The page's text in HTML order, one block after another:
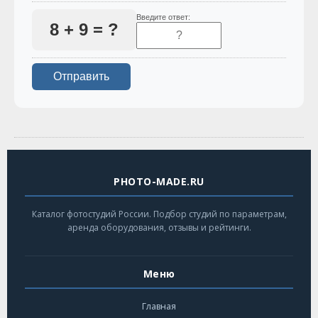
8 + 9 = ?
Введите ответ:
PHOTO-MADE.RU
Каталог фотостудий России. Подбор студий по параметрам,
аренда оборудования, отзывы и рейтинги.
Меню
Главная